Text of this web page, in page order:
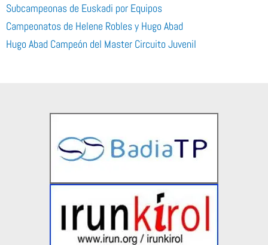
Subcampeonas de Euskadi por Equipos
Campeonatos de Helene Robles y Hugo Abad
Hugo Abad Campeón del Master Circuito Juvenil